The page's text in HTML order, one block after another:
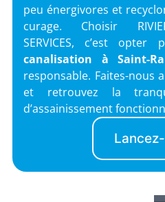
peu énergivores et
curage. Choisir
SERVICES, c’est
canalisation à Saint-
responsable. Faites-nous
et retrouvez la
d’assainissement